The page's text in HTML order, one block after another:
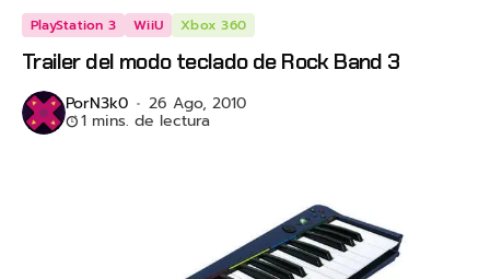
PlayStation 3 WiiU Xbox 360
Trailer del modo teclado de Rock Band 3
PorN3k0 26 Ago, 2010
1 mins. de lectura